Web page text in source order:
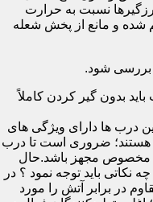
نسبت به حرارت
شده و مانع از پخش شعله
باید بدون گیر کردن کاملاً
درب ها دارای ویژگی های
هستند؛ ضروری است تا درب
مخصوص مجهز باشد.حال
نکاتی باید توجه نمود ؟ در
در برابر آتش را مورد